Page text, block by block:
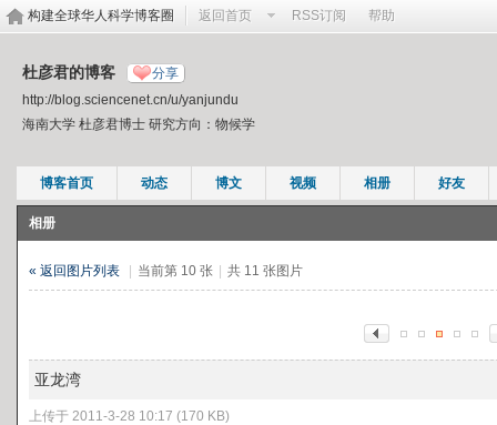
构建全球华人科学博客圈 返回首页 RSS订阅 帮助
杜彦君的博客 分享
http://blog.sciencenet.cn/u/yanjundu
海南大学 杜彦君博士 研究方向：物候学
博客首页 动态 博文 视频 相册 好友
相册
« 返回图片列表 当前第 10 张 共 11 张图片
亚龙湾
上传于 2011-3-28 10:17 (170 KB)